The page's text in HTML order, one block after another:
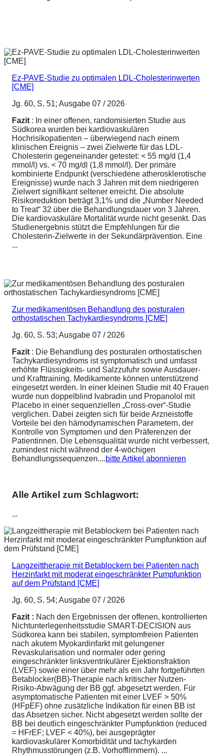
Ez-PAVE-Studie zu optimalen LDL-Cholesterinwerten
[CME]
Jg. 60, S. 51; Ausgabe 07 / 2026
Fazit : In einer offenen, randomisierten Studie aus
Südkorea wurden bei kardiovaskulären
Hochrisikopatienten – überwiegend nach einem
klinischen Ereignis – zwei Zielwerte für das LDL-
Cholesterin gegeneinander getestet: < 55 mg/d (1,4
mmol/l) vs. < 70 mg/dl (1,8 mmol/l). Der primäre
kombinierte Endpunkt (verschiedene atherosklerotische
Ereignisse) wurde nach 3 Jahren mit dem niedrigeren
Zielwert signifikant seltener erreicht. Die absolute
Risikoreduktion beträgt 3,1% und die „Number Needed
to Treat“ 32 über die Behandlungsdauer von 3 Jahren.
Die kardiovaskuläre Mortalität wurde nicht gesenkt. Das
Studienergebnis stützt die Empfehlungen für die
Cholesterin-Zielwerte in der Sekundärprävention. Eine
...
Zur medikamentösen Behandlung des posturalen
orthostatischen Tachykardiesyndroms [CME]
Jg. 60, S. 53; Ausgabe 07 / 2026
Fazit : Die Behandlung des posturalen orthostatischen
Tachykardiesyndroms ist symptomatisch und umfasst
erhöhte Flüssigkeits- und Salzzufuhr sowie Ausdauer-
und Krafttraining. Medikamente können unterstützend
eingesetzt werden. In einer kleinen Studie mit 40 Frauen
wurde nun doppelblind Ivabradin und Propanolol mit
Placebo in einer sequenziellen „Cross-over“-Studie
verglichen. Dabei zeigten sich für beide Arzneistoffe
Vorteile bei den hämodynamischen Parametern, der
Kontrolle von Symptomen und den Präferenzen der
Patientinnen. Die Lebensqualität wurde nicht verbessert,
zumindest nicht während der 4-wöchigen
Behandlungssequenzen....bitte Artikel abonnieren
Alle Artikel zum Schlagwort:
...
Langzeittherapie mit Betablockern bei Patienten nach
Herzinfarkt mit moderat eingeschränkter Pumpfunktion
auf dem Prüfstand [CME]
Jg. 60, S. 54; Ausgabe 07 / 2026
Fazit : Nach den Ergebnissen der offenen, kontrollierten
Nichtunterlegenheitsstudie SMART-DECISION aus
Südkorea kann bei stabilen, symptomfreien Patienten
nach akutem Myokardinfarkt mit gelungener
Revaskularisation und normaler oder gering
eingeschränkter linksventrikulärer Ejektionsfraktion
(LVEF) sowie einer über mehr als ein Jahr fortgeführten
Betablocker(BB)-Therapie nach kritischer Nutzen-
Risiko-Abwägung der BB ggf. abgesetzt werden. Für
asymptomatische Patienten mit einer LVEF > 50%
(HFpEF) ohne zusätzliche Indikation für einen BB ist
das Absetzen sicher. Nicht abgesetzt werden sollte der
BB bei deutlich eingeschränkter Pumpfunktion (reduced
= HFrEF; LVEF < 40%), bei ausgeprägter
kardiovaskulärer Komorbidität und tachykarden
Rhythmusstörungen (z.B. Vorhofflimmern). ...